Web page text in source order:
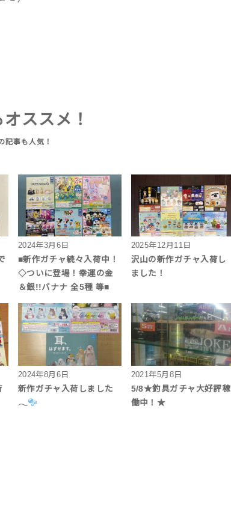
ススメ！
2024年3月6日
■新作ガチャ続々入荷中！
◇ついに登場！幸運の金
＆銀!!バナナ 全5種 等■
2025年12月11日
沢山の新作ガチャ入荷し
ました！
2024年8月6日
新作ガチャ入荷しました
𓂃
2021年5月8日
5/8★釣具ガチャ大好評稼
働中！★